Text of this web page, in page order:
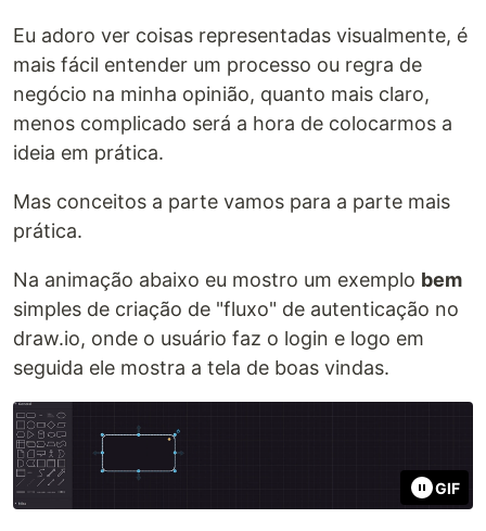
Eu adoro ver coisas representadas visualmente, é
mais fácil entender um processo ou regra de
negócio na minha opinião, quanto mais claro,
menos complicado será a hora de colocarmos a
ideia em prática.
Mas conceitos a parte vamos para a parte mais
prática.
Na animação abaixo eu mostro um exemplo bem
simples de criação de "fluxo" de autenticação no
draw.io, onde o usuário faz o login e logo em
seguida ele mostra a tela de boas vindas.
GIF